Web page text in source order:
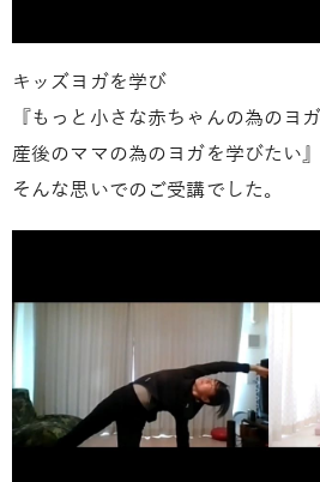
キッズヨガを学び
『もっと小さな赤ちゃんの為のヨガ
産後のママの為のヨガを学びたい』
そんな思いでのご受講でした。